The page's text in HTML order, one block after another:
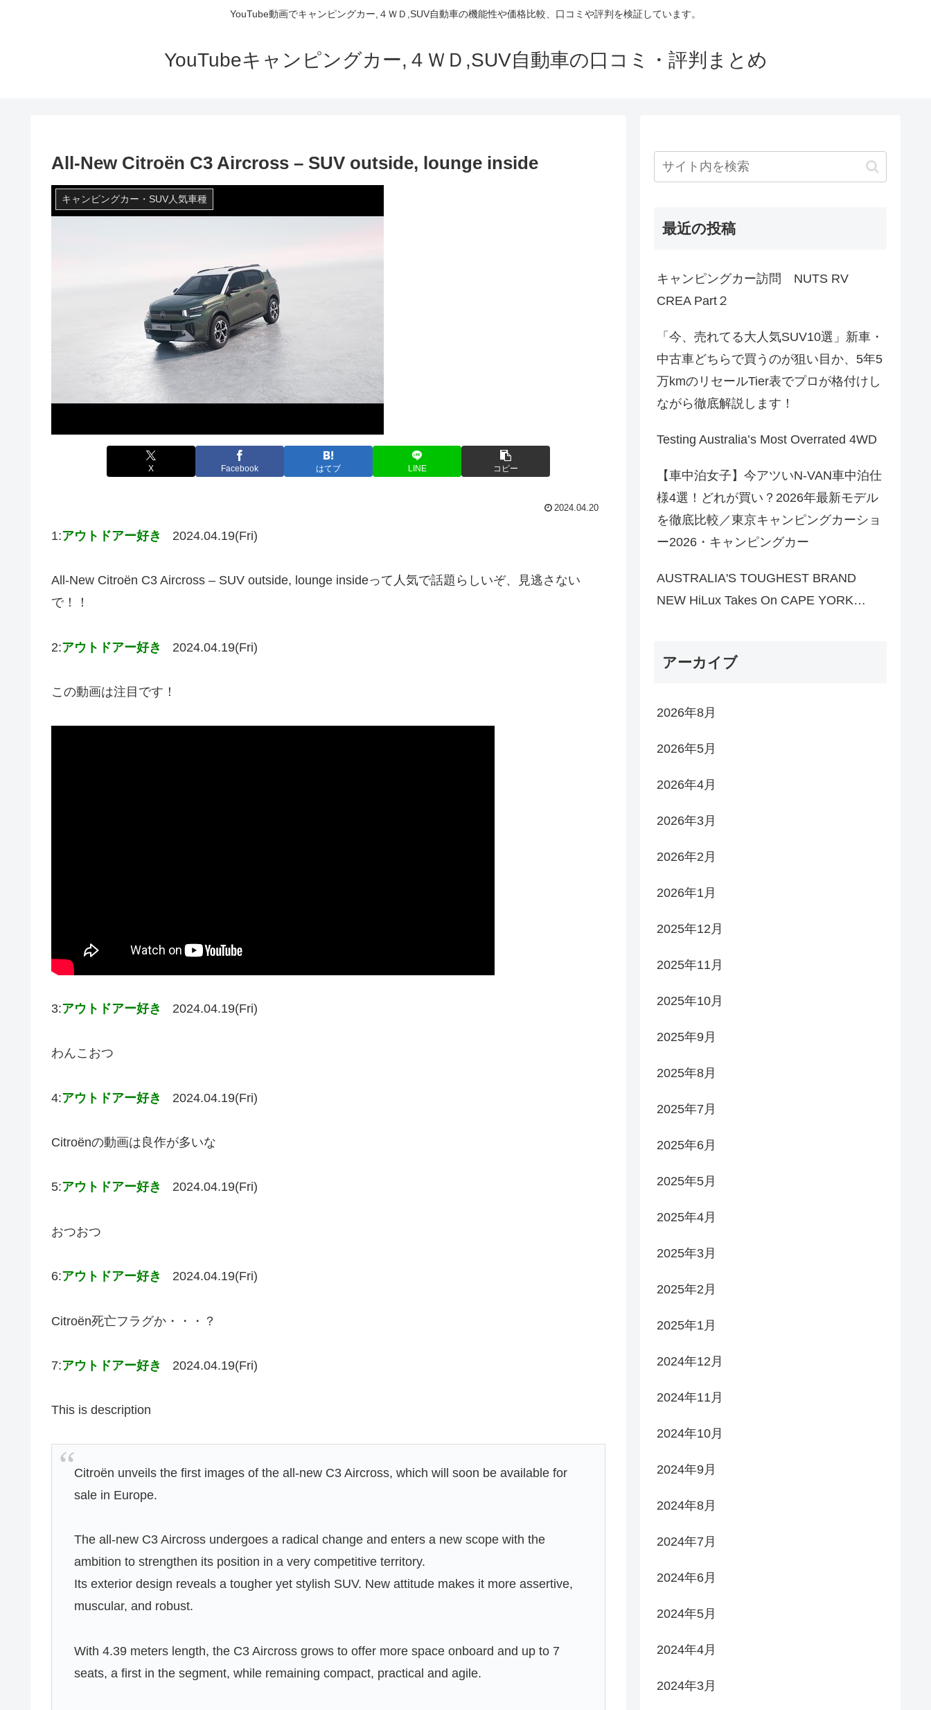
YouTube動画でキャンピングカー,４ＷＤ,SUV自動車の機能性や価格比較、口コミや評判を検証しています。
YouTubeキャンピングカー,４ＷＤ,SUV自動車の口コミ・評判まとめ
All-New Citroën C3 Aircross – SUV outside, lounge inside
キャンピングカー・SUV人気車種
X Facebook はてブ LINE コピー
2024.04.20
1:アウトドアー好き 2024.04.19(Fri)
All-New Citroën C3 Aircross – SUV outside, lounge insideって人気で話題らしいぞ、見逃さない
で！！
2:アウトドアー好き 2024.04.19(Fri)
この動画は注目です！
3:アウトドアー好き 2024.04.19(Fri)
わんこおつ
4:アウトドアー好き 2024.04.19(Fri)
Citroënの動画は良作が多いな
5:アウトドアー好き 2024.04.19(Fri)
おつおつ
6:アウトドアー好き 2024.04.19(Fri)
Citroën死亡フラグか・・・？
7:アウトドアー好き 2024.04.19(Fri)
This is description
Citroën unveils the first images of the all-new C3 Aircross, which will soon be available for
sale in Europe.
The all-new C3 Aircross undergoes a radical change and enters a new scope with the
ambition to strengthen its position in a very competitive territory.
Its exterior design reveals a tougher yet stylish SUV. New attitude makes it more assertive,
muscular, and robust.
With 4.39 meters length, the C3 Aircross grows to offer more space onboard and up to 7
seats, a first in the segment, while remaining compact, practical and agile.
最近の投稿
キャンピングカー訪問 NUTS RV
CREA Part２
「今、売れてる大人気SUV10選」新車・
中古車どちらで買うのが狙い目か、5年5
万kmのリセールTier表でプロが格付けし
ながら徹底解説します！
Testing Australia’s Most Overrated 4WD
【車中泊女子】今アツいN-VAN車中泊仕
様4選！どれが買い？2026年最新モデル
を徹底比較／東京キャンピングカーショ
ー2026・キャンピングカー
AUSTRALIA'S TOUGHEST BRAND
NEW HiLux Takes On CAPE YORK…
アーカイブ
2026年8月
2026年5月
2026年4月
2026年3月
2026年2月
2026年1月
2025年12月
2025年11月
2025年10月
2025年9月
2025年8月
2025年7月
2025年6月
2025年5月
2025年4月
2025年3月
2025年2月
2025年1月
2024年12月
2024年11月
2024年10月
2024年9月
2024年8月
2024年7月
2024年6月
2024年5月
2024年4月
2024年3月